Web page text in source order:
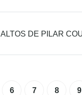
ALTOS DE PILAR
6 7 8 9